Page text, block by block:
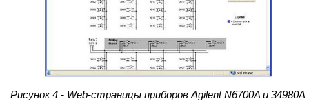
Рисунок 4 - Web-страницы приборов Agilent N6700A и 34980A